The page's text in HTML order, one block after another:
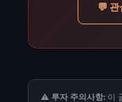
💬
⚠️ 투자 주의사항: 이